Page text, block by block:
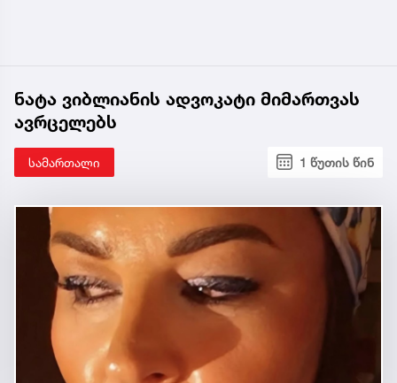
ნატა ვიბლიანის ადვოკატი მიმართვას
ავრცელებს
სამართალი 1 წუთის წინ